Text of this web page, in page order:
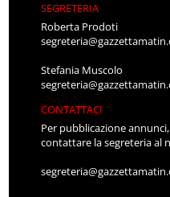
SEGRETERIA
Roberta Prodoti
Stefania Muscolo
CONTATTACI
Per pubblicazione
contattare la segreteria al